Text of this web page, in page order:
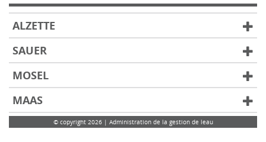
ALZETTE
SAUER
MOSEL
MAAS
© copyright 2026 | Administration de la gestion de leau